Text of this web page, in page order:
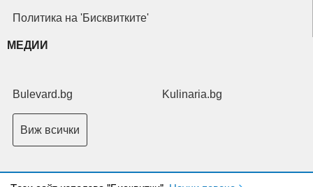
Политика на 'Бисквитките'
МЕДИИ
Bulevard.bg Kulinaria.bg
Виж всички